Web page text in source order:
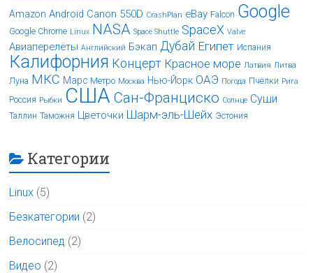
Amazon Android Canon 550D CrashPlan eBay Falcon Google
Google Chrome Linux NASA Space Shuttle SpaceX Valve
Авиаперелёты Английский Бэкап Дубай Египет Испания
Калифорния Концерт Красное море Латвия Литва
Луна МКС Марс Метро Москва Нью-Йорк ОАЭ Погода Пчёлки Рига
Россия Рыбки США Сан-Франциско Солнце Суши
Таллин Таможня Цветочки Шарм-эль-Шейх Эстония
Категории
Linux (5)
Безкатегории (2)
Велосипед (2)
Видео (2)